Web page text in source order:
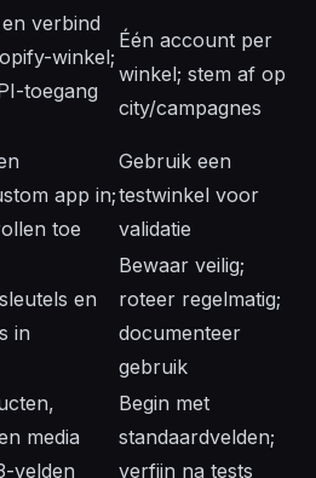
verbind
winkel;
toegang
Één account per
winkel; stem af op
city/campagnes
app in;
toe
Gebruik een
testwinkel voor
validatie
en
in
Bewaar veilig;
roteer regelmatig;
documenteer
gebruik
media
velden
Begin met
standaardvelden;
verfijn na tests